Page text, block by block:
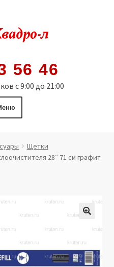
56 46
с 9:00 до 21:00
персональных
Щетки
28″ 71 см графит